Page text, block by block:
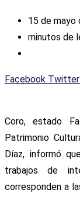
15 de mayo
minutos de
Facebook Twitter
Coro, estado
Patrimonio
Díaz, informó
trabajos de
corresponden a